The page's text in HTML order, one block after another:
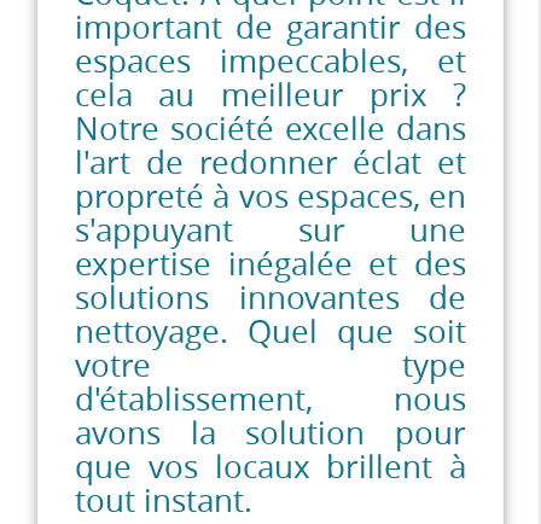
important de garantir des
espaces impeccables, et
cela au meilleur prix ?
Notre société excelle dans
l'art de redonner éclat et
propreté à vos espaces, en
s'appuyant sur une
expertise inégalée et des
solutions innovantes de
nettoyage. Quel que soit
votre type
d'établissement, nous
avons la solution pour
que vos locaux brillent à
tout instant.